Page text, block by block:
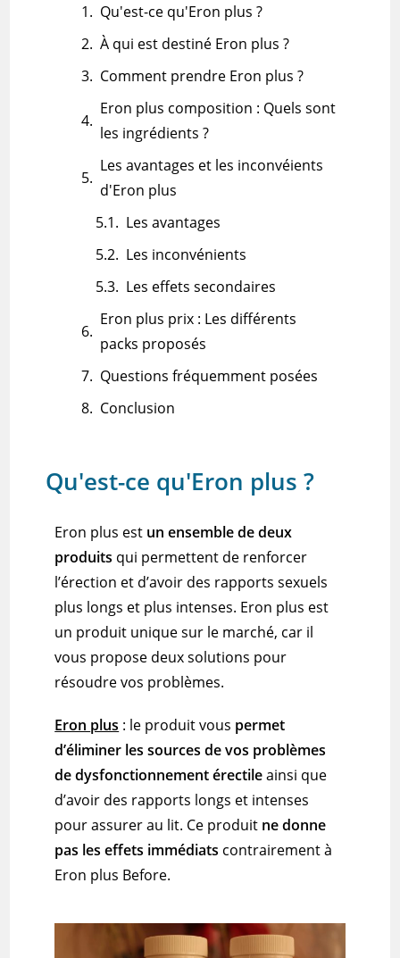
Qu'est-ce qu'Eron plus ?
À qui est destiné Eron plus ?
Comment prendre Eron plus ?
Eron plus composition : Quels sont
les ingrédients ?
Les avantages et les inconvéients
d'Eron plus
Les avantages
Les inconvénients
Les effets secondaires
Eron plus prix : Les différents
packs proposés
Questions fréquemment posées
Conclusion
Qu'est-ce qu'Eron plus ?
Eron plus est un ensemble de deux
produits qui permettent de renforcer
l’érection et d’avoir des rapportssexuels
plus longs et plus intenses. Eron plus est
un produit unique sur le marché, car il
vous propose deux solutions pour
résoudre vos problèmes.
Eron plus : le produit vous permet
d’éliminer les sources de vos problèmes
de dysfonctionnement érectileainsi que
d’avoir des rapports longs et intenses
pour assurer au lit. Ce produit ne donne
pas les effets immédiats contrairement à
Eron plus Before.